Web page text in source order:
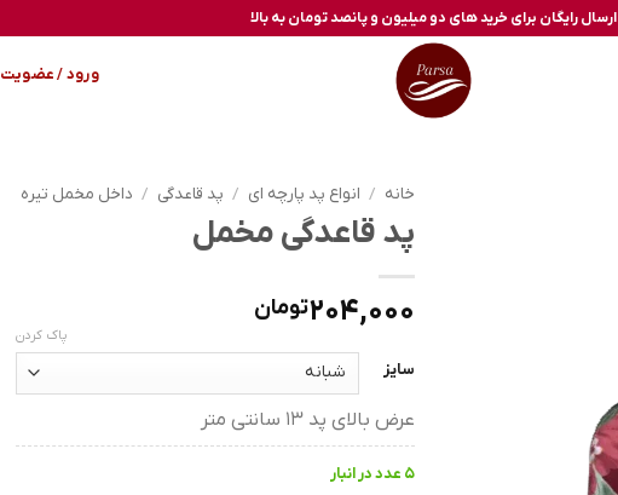
ارسال رایگان برای خرید های دو میلیون و پانصد تومان به بالا
ورود / عضویت
خانه / انواع پد پارچه ای / پد قاعدگی / داخل مخمل تیره
پد قاعدگی مخمل
204,000تومان
سایز
پاک کردن
عرض بالای پد 13 سانتی متر
5 عدد در انبار